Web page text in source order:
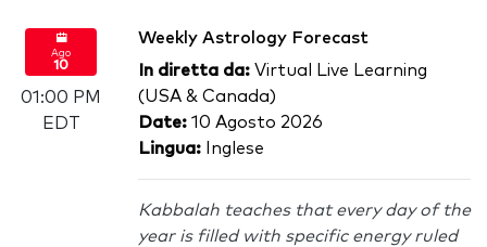
Ago
10
01:00 PM
EDT
Weekly Astrology Forecast
In diretta da: Virtual Live Learning
(USA & Canada)
Date: 10 Agosto 2026
Lingua: Inglese
Kabbalah teaches that every day of the
year is filled with specific energy ruled